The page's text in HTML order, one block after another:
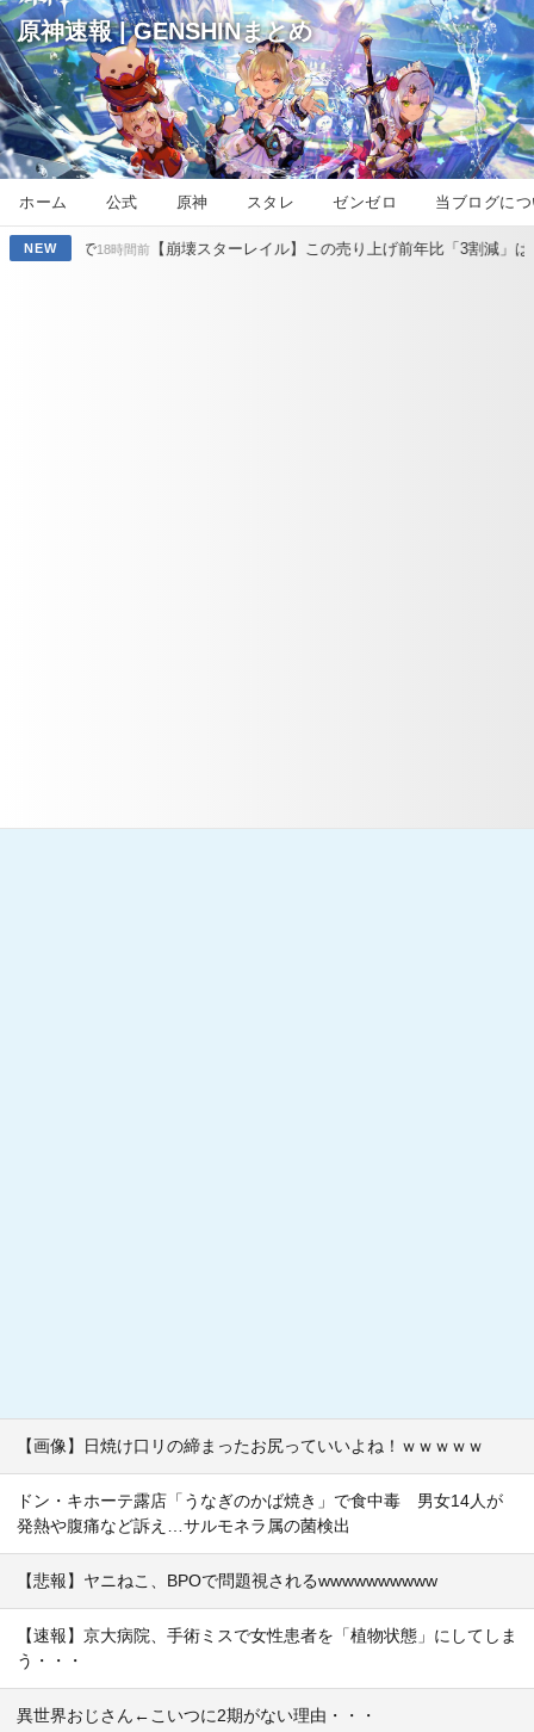
原神速報 | GENSHINまとめ
ホーム 公式 原神 スタレ ゼンゼロ 当ブログに
NEW
壊スターレイル】この売り上げ前年比「3割減」は何が原因なの？なにかし
【画像】日焼け口リの締まったお尻っていいよね！ｗｗｗｗｗ
ドン・キホーテ露店「うなぎのかば焼き」で食中毒 男女14人が
発熱や腹痛など訴え…サルモネラ属の菌検出
【悲報】ヤニねこ、BPOで問題視されるwwwwwwwwww
【速報】京大病院、手術ミスで女性患者を「植物状態」にしてしま
う・・・
異世界おじさん←こいつに2期がない理由・・・